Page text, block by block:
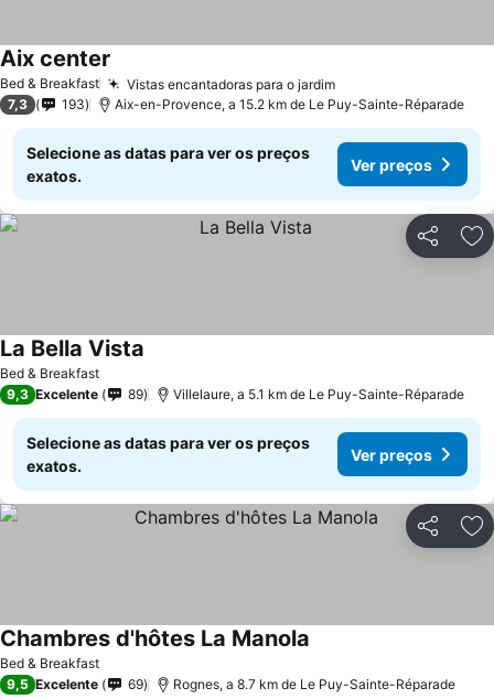
Bed & Breakfast Vistas encantadoras para o jardim
Aix center
7,3 193 Aix-en-Provence, a 15.2 km de Le Puy-Sainte-Réparade
Selecione as datas para ver os preços
exatos.
Ver preços
Partilhar
Bed & Breakfast
La Bella Vista
9,3 Excelente 89 Villelaure, a 5.1 km de Le Puy-Sainte-Réparade
Selecione as datas para ver os preços
exatos.
Ver preços
Partilhar
Bed & Breakfast
Chambres d'hôtes La Manola
9,5 Excelente 69 Rognes, a 8.7 km de Le Puy-Sainte-Réparade